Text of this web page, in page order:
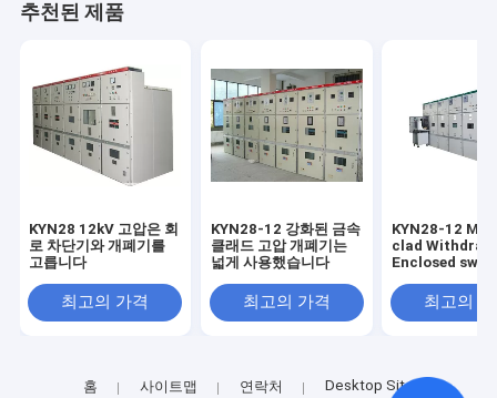
추천된 제품
KYN28 12kV 고압은 회
로 차단기와 개폐기를
고릅니다
최고의 가격
KYN28-12 강화된 금속
클래드 고압 개폐기는
넓게 사용했습니다
최고의 가격
KYN28-12
clad
Enclosed
distribution
switchboard
최고의
홈 사이트맵 연락처 Desktop Site